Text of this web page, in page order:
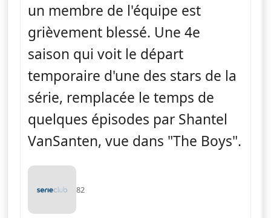
un membre de l'équipe est
grièvement blessé. Une 4e
saison qui voit le départ
temporaire d'une des stars de la
série, remplacée le temps de
quelques épisodes par Shantel
VanSanten, vue dans "The Boys".
82